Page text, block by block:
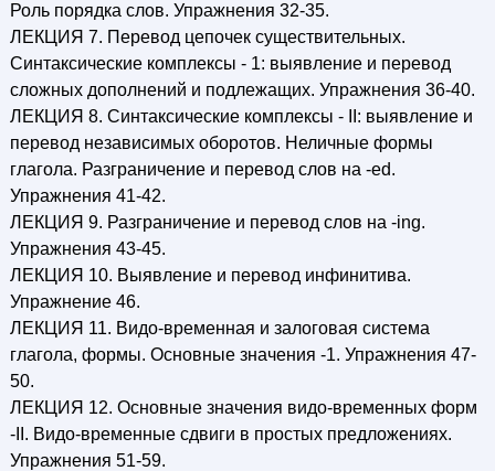
Роль порядка слов. Упражнения 32-35.
ЛЕКЦИЯ 7. Перевод цепочек существительных.
Синтаксические комплексы - 1: выявление и перевод
сложных дополнений и подлежащих. Упражнения 36-40.
ЛЕКЦИЯ 8. Синтаксические комплексы - II: выявление и
перевод независимых оборотов. Неличные формы
глагола. Разграничение и перевод слов на -ed.
Упражнения 41-42.
ЛЕКЦИЯ 9. Разграничение и перевод слов на -ing.
Упражнения 43-45.
ЛЕКЦИЯ 10. Выявление и перевод инфинитива.
Упражнение 46.
ЛЕКЦИЯ 11. Видо-временная и залоговая система
глагола, формы. Основные значения -1. Упражнения 47-
50.
ЛЕКЦИЯ 12. Основные значения видо-временных форм
-II. Видо-временные сдвиги в простых предложениях.
Упражнения 51-59.